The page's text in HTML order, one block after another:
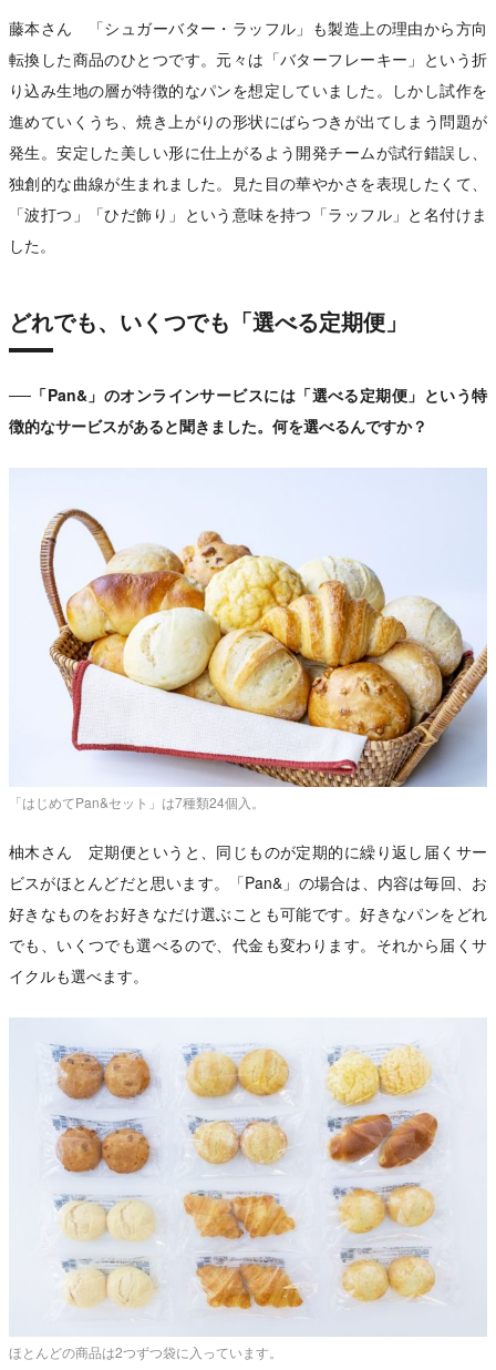
藤本さん 「シュガーバター・ラッフル」も製造上の理由から方向
転換した商品のひとつです。元々は「バターフレーキー」という折
り込み生地の層が特徴的なパンを想定していました。しかし試作を
進めていくうち、焼き上がりの形状にばらつきが出てしまう問題が
発生。安定した美しい形に仕上がるよう開発チームが試行錯誤し、
独創的な曲線が生まれました。見た目の華やかさを表現したくて、
「波打つ」「ひだ飾り」という意味を持つ「ラッフル」と名付けま
した。
どれでも、いくつでも「選べる定期便」
──「Pan&」のオンラインサービスには「選べる定期便」という特
徴的なサービスがあると聞きました。何を選べるんですか？
「はじめてPan&セット」は7種類24個入。
柚木さん 定期便というと、同じものが定期的に繰り返し届くサー
ビスがほとんどだと思います。「Pan&」の場合は、内容は毎回、お
好きなものをお好きなだけ選ぶことも可能です。好きなパンをどれ
でも、いくつでも選べるので、代金も変わります。それから届くサ
イクルも選べます。
ほとんどの商品は2つずつ袋に入っています。